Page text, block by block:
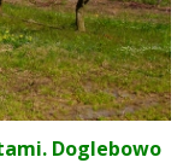
Doglebowo